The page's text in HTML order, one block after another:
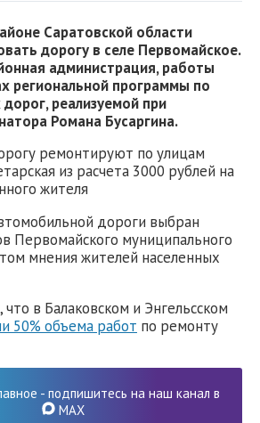
Саратовской области
дорогу в селе Первомайское.
администрация, работы
региональной программы по
реализуемой при
Романа Бусаргина.
ремонтируют по улицам
из расчета 3000 рублей на
жителя
дороги выбран
Первомайского муниципального
мнения жителей населенных
в Балаковском и Энгельсском
50% объема работ по ремонту
- подпишитесь на наш канал в
MAX